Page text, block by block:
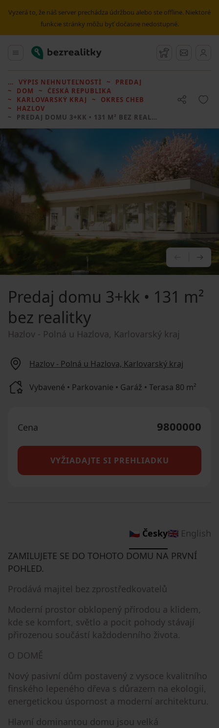
Vyzerá to, že náš server prechádza údržbou alebo ste offline. Niektoré
funkcie stránky môžu byť dočasne nedostupné.
Hlavné menu
Bezrealitky Strážny pes
Správy
VÝPIS NEHNUTEĽNOSTÍ
PREDAJ
DOM
ČESKÁ REPUBLIKA
KARLOVARSKÝ KRAJ
OKRES CHEB
HAZLOV
PREDAJ DOMU 3+KK • 131 M² BEZ REALITKY
Predaj domu 3+kk • 131 m²
bez realitky
Hazlov - Polná u Hazlova, Karlovarský kraj
Hazlov - Polná u Hazlova, Karlovarský kraj
Vybavené • Parkovanie • Garáž • Terasa 80 m²
Cena 9800000
VYŽIADAJTE SI PREHLIADKU
🇨🇿 Česky🇬🇧 English
ZAMILUJETE SE DO TOHOTO DOMU NA PRVNÍ
POHLED.
Prodává majitel bez zprostředkovatelů
Moderní prostor obklopený přírodou a klidem,
kde se komfort, světlo a pocit pohody stávají
přirozenou součástí každodenního života.
O DOMĚ
Nový pasivní dům postavený z vysoce kvalitního
finského lepeného dřeva s důrazem na ekologii,
energetickou úspornost a moderní architekturu.
Hlavní dominantou domu jsou velká